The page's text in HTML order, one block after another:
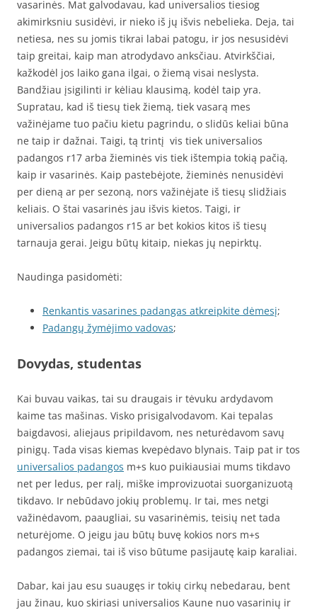
vasarinės. Mat galvodavau, kad universalios tiesiog
akimirksniu susidėvi, ir nieko iš jų išvis nebelieka. Deja, tai
netiesa, nes su jomis tikrai labai patogu, ir jos nesusidėvi
taip greitai, kaip man atrodydavo anksčiau. Atvirkščiai,
kažkodėl jos laiko gana ilgai, o žiemą visai neslysta.
Bandžiau įsigilinti ir kėliau klausimą, kodėl taip yra.
Supratau, kad iš tiesų tiek žiemą, tiek vasarą mes
važinėjame tuo pačiu kietu pagrindu, o slidūs keliai būna
ne taip ir dažnai. Taigi, tą trintį vis tiek universalios
padangos r17 arba žieminės vis tiek ištempia tokią pačią,
kaip ir vasarinės. Kaip pastebėjote, žieminės nenusidėvi
per dieną ar per sezoną, nors važinėjate iš tiesų slidžiais
keliais. O štai vasarinės jau išvis kietos. Taigi, ir
universalios padangos r15 ar bet kokios kitos iš tiesų
tarnauja gerai. Jeigu būtų kitaip, niekas jų nepirktų.
Naudinga pasidomėti:
Renkantis vasarines padangas atkreipkite dėmesį;
Padangų žymėjimo vadovas;
Dovydas, studentas
Kai buvau vaikas, tai su draugais ir tėvuku ardydavom
kaime tas mašinas. Visko prisigalvodavom. Kai tepalas
baigdavosi, aliejaus pripildavom, nes neturėdavom savų
pinigų. Tada visas kiemas kvepėdavo blynais. Taip pat ir tos
universalios padangos m+s kuo puikiausiai mums tikdavo
net per ledus, per ralį, miške improvizuotai suorganizuotą
tikdavo. Ir nebūdavo jokių problemų. Ir tai, mes netgi
važinėdavom, paaugliai, su vasarinėmis, teisių net tada
neturėjome. O jeigu jau būtų buvę kokios nors m+s
padangos ziemai, tai iš viso būtume pasijautę kaip karaliai.
Dabar, kai jau esu suaugęs ir tokių cirkų nebedarau, bent
jau žinau, kuo skiriasi universalios Kaune nuo vasarinių ir